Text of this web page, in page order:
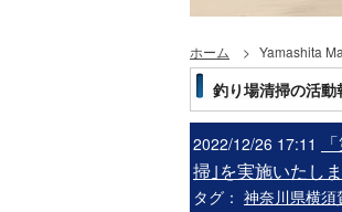
ホーム Yamashita
釣り場清掃の活
2022/12/26 17:11
掃｣を実施いたしま
タグ： 神奈川県横須